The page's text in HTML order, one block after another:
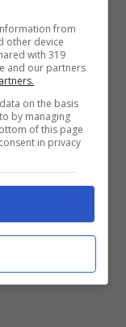
from
other device
with 319
and our partners
on the basis
by managing
of this page
in privacy